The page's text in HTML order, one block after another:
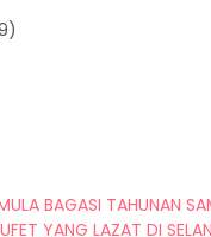
BAGASI TAHUNAN
YANG LAZAT DI